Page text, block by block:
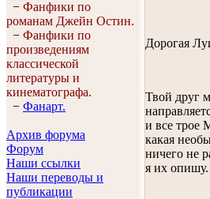
− Фанфики по
романам Джейн Остин.
− Фанфики по
произведениям
классической
литературы и
кинематографа.
− Фанарт.
Архив форума
Форум
Наши ссылки
Наши переводы и
публикации
Дорогая
Твой друг
и все трое
какая
ничего не
я их опишу.